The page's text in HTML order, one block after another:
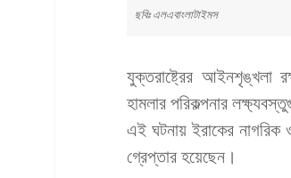
ছবিঃ এলএবাংলাটাইমস
যুক্তরাষ্ট্রের আইনশৃঙ্খলা
হামলার পরিকল্পনার
এই ঘটনায় ইরাকের নাগরিক
গ্রেপ্তার হয়েছেন।